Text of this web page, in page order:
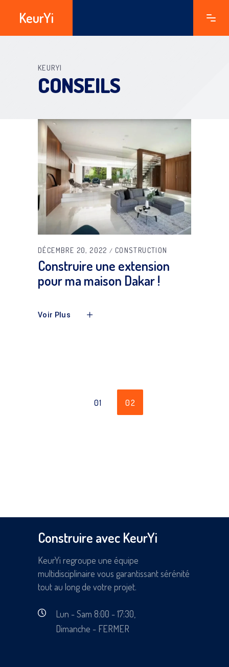
KeurYi
KEURYI
CONSEILS
DÉCEMBRE 20, 2022 CONSTRUCTION
Construire une extension
pour ma maison Dakar !
Voir Plus
01 02
Construire avec KeurYi
KeurYi regroupe une équipe
multidisciplinaire vous garantissant sérénité
tout au long de votre projet.
Lun - Sam 8:00 - 17:30,
Dimanche - FERMER